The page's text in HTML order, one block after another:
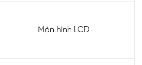
Màn hình LCD